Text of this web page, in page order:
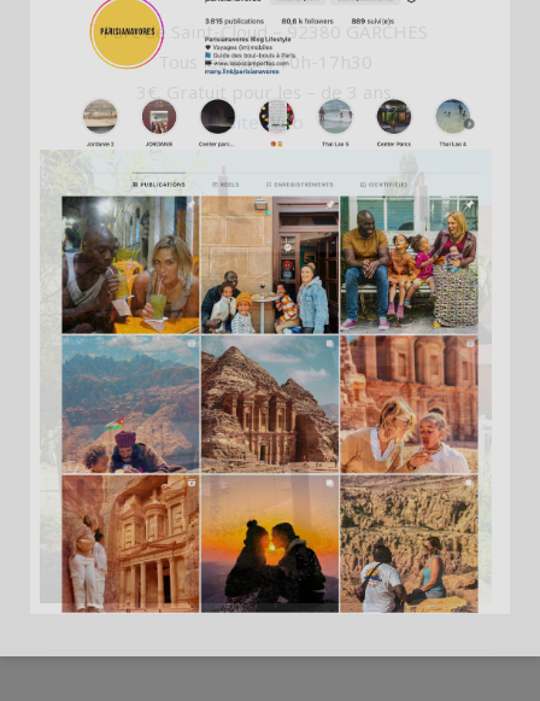
Parc de Saint-Cloud – 92380 GARCHES
Tous les jours 10h-17h30
3€. Gratuit pour les – de 3 ans.
Site Web